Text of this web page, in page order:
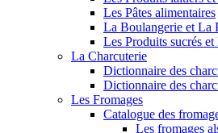
Les Pâtes alimentaires
La Boulangerie et La
Les Produits sucrés
La Charcuterie
Dictionnaire des
Dictionnaire des
Les Fromages
Catalogue des
Les fromages